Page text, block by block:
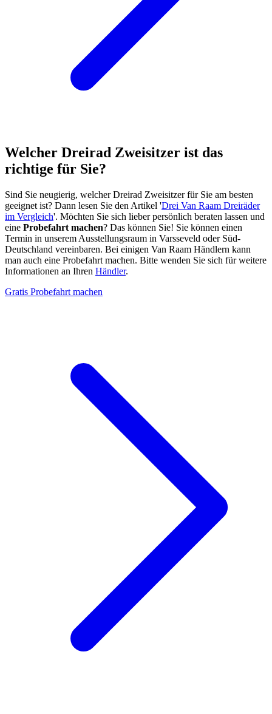
Welcher Dreirad Zweisitzer ist das
richtige für Sie?
Sind Sie neugierig, welcher Dreirad Zweisitzer für Sie am besten
geeignet ist? Dann lesen Sie den Artikel 'Drei Van Raam Dreiräder
im Vergleich'. Möchten Sie sich lieber persönlich beraten lassen und
eine Probefahrt machen? Das können Sie! Sie können einen
Termin in unserem Ausstellungsraum in Varsseveld oder Süd-
Deutschland vereinbaren. Bei einigen Van Raam Händlern kann
man auch eine Probefahrt machen. Bitte wenden Sie sich für weitere
Informationen an Ihren Händler.
Gratis Probefahrt machen